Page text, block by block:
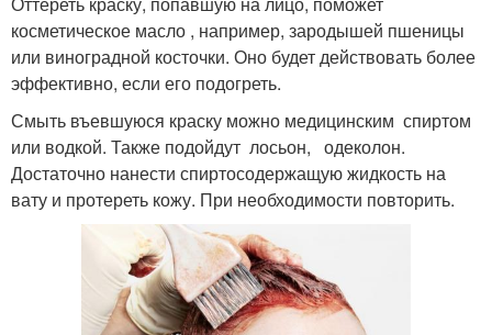
косметическое масло , например, зародышей пшеницы
или виноградной косточки. Оно будет действовать более
эффективно, если его подогреть.
Смыть въевшуюся краску можно медицинским спиртом
или водкой. Также подойдут лосьон, одеколон.
Достаточно нанести спиртосодержащую жидкость на
вату и протереть кожу. При необходимости повторить.